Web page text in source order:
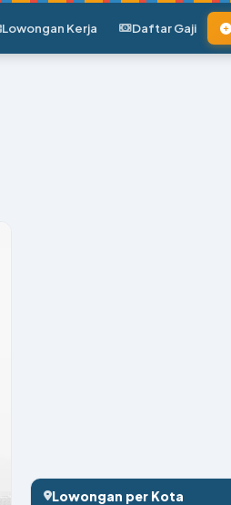
Lowongan Kerja Daftar Gaji
Lowongan per Kota